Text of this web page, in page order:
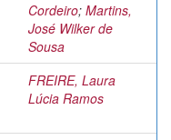
Cordeiro; Martins,
José Wilker de
Sousa
FREIRE, Laura
Lúcia Ramos